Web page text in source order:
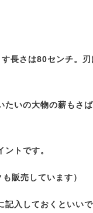
長さは80センチ。刃
たいの大物の薪もさば
トです。
販売しています）
記入しておくといいで